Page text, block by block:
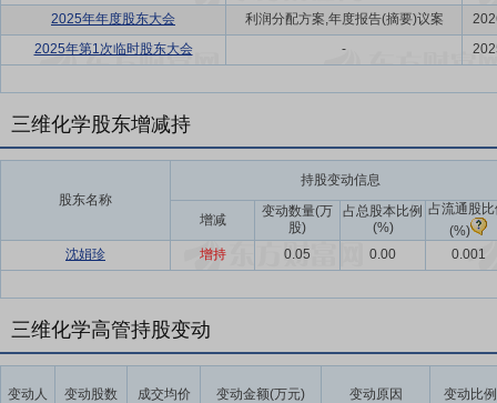
2025年年度股东大会
利润分配方案,年度报告(摘要)议案
2025年第1次临时股东大会
-
三维化学股东增减持
股东名称
持股变动信息
增减
变动数量(万
股)
占总股本比例
(%)
占流通股
(%)
沈娟珍
增持 0.05 0.00 0.001
三维化学高管持股变动
变动人 变动股数 成交均价 变动金额(万元) 变动原因 变动比